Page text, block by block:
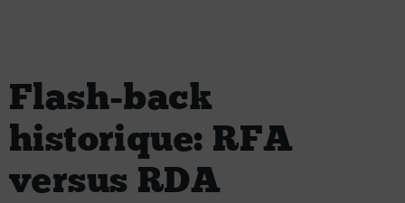
Flash-back
historique : RFA
versus RDA